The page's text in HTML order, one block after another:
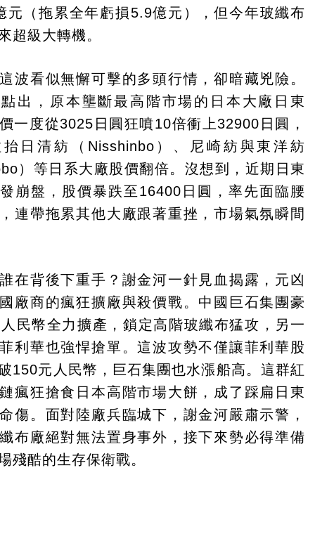
元（拖累全年虧損5.9億元），但今年玻纖布
超級大轉機。
波看似無懈可擊的多頭行情，卻暗藏兇險。
出，原本壟斷最高階市場的日本大廠日東
一度從3025日圓狂噴10倍衝上32900日圓，
日清紡（Nisshinbo）、尼崎紡與東洋紡
）等日系大廠股價翻倍。沒想到，近期日東
崩盤，股價暴跌至16400日圓，率先面臨腰
連帶拖累其他大廠跟著重挫，市場氣氛瞬間
在背後下重手？謝金河一針見血揭露，元凶
廠商的瘋狂擴廠與殺價戰。中國巨石集團豪
民幣全力擴產，鎖定高階玻纖布猛攻，另一
利華也強悍搶單。這波攻勢不僅讓菲利華股
150元人民幣，巨石集團也水漲船高。這群紅
瘋狂搶食日本高階市場大餅，成了踩扁日東
傷。面對陸廠兵臨城下，謝金河嚴肅示警，
布廠絕對無法置身事外，接下來勢必得準備
殘酷的生存保衛戰。